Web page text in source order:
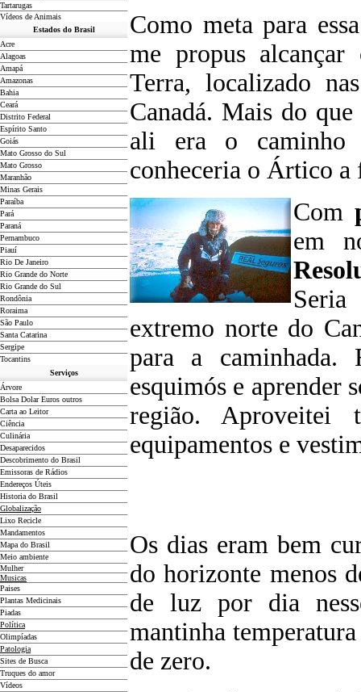
Tartarugas
Vídeos de Animais
Estados do Brasil
Acre
Alagoas
Amapá
Amazonas
Bahia
Ceará
Distrito Federal
Espírito Santo
Goiás
Mato Grosso do Sul
Mato Grosso
Maranhão
Minas Gerais
Paraíba
Pará
Paraná
Pernambuco
Piauí
Rio De Janeiro
Rio Grande do Norte
Rio Grande do Sul
Rondônia
Roraima
São Paulo
Santa Catarina
Sergipe
Tocantins
Serviços
Árvore
Bolsa Dolar Euros outros
Carta ao Leitor
Ciência
Culinária
Desaparecidos
Descobrimento do Brasil
Emissoras de Rádios
Endereços Úteis
Historia do Brasil
Globalização
Lixo Recicle
Mandamentos
Mapa do Brasil
Meio ambiente
Mulher
Musicas
Paises
Plantas Medicinais
Piadas
Política
Olimpíadas
Patologia
Sites de Busca
Truques do amor
Vídeos
Como meta para
me propus
Terra, localizado
Canadá. Mais do
ali era o caminho
conheceria o Ártico a
Com
em
extremo norte do
para a caminhada.
esquimós e aprender
região. Aproveitei
equipamentos e
Os dias eram bem
do horizonte menos
de luz por dia
mantinha
de zero.